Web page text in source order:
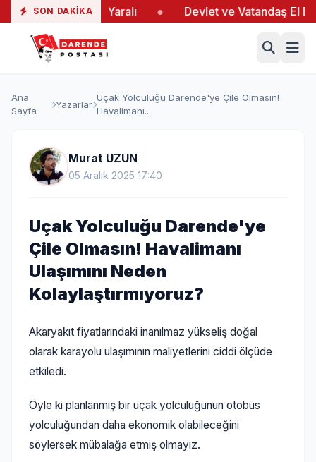
SON DAKIKA
Yangında 19 Yaralı Devlet ve Vatandaş El Ele
Ana
Sayfa
Yazarlar
Uçak Yolculuğu Darende'ye Çile Olmasın!
Havalimanı...
Murat UZUN
05 Aralık 2025 17:40
Uçak Yolculuğu Darende'ye
Çile Olmasın! Havalimanı
Ulaşımını Neden
Kolaylaştırmıyoruz?
Akaryakıt fiyatlarındaki inanılmaz yükseliş doğal
olarak karayolu ulaşımının maliyetlerini ciddi ölçüde
etkiledi.
Öyle ki planlanmış bir uçak yolculuğunun otobüs
yolculuğundan daha ekonomik olabileceğini
söylersek mübalağa etmiş olmayız.